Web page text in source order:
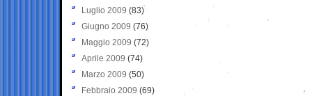
Luglio 2009 (83)
Giugno 2009 (76)
Maggio 2009 (72)
Aprile 2009 (74)
Marzo 2009 (50)
Febbraio 2009 (69)